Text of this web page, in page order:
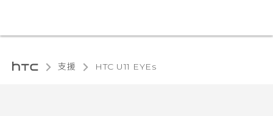
支援 HTC U11 EYEs‎